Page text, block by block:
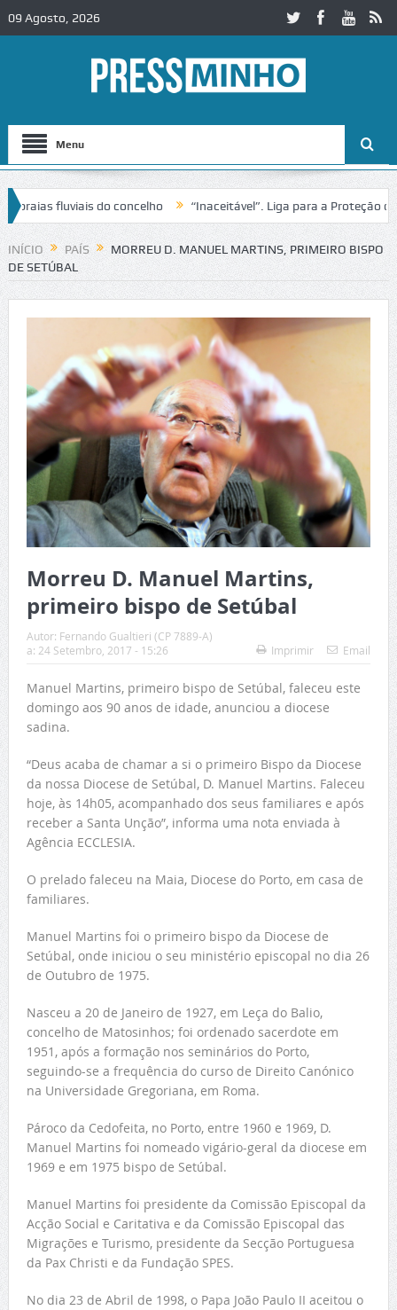
09 Agosto, 2026
Menu
fluviais do concelho “Inaceitável”. Liga para a Proteção da
INÍCIO PAÍS
MORREU D. MANUEL MARTINS, PRIMEIRO BISPO
DE SETÚBAL
Morreu D. Manuel Martins,
primeiro bispo de Setúbal
Autor: Fernando Gualtieri (CP 7889-A)
a: 24 Setembro, 2017 - 15:26 Imprimir Email
Manuel Martins, primeiro bispo de Setúbal, faleceu este
domingo aos 90 anos de idade, anunciou a diocese
sadina.
“Deus acaba de chamar a si o primeiro Bispo da Diocese
da nossa Diocese de Setúbal, D. Manuel Martins. Faleceu
hoje, às 14h05, acompanhado dos seus familiares e após
receber a Santa Unção”, informa uma nota enviada à
Agência ECCLESIA.
O prelado faleceu na Maia, Diocese do Porto, em casa de
familiares.
Manuel Martins foi o primeiro bispo da Diocese de
Setúbal, onde iniciou o seu ministério episcopal no dia 26
de Outubro de 1975.
Nasceu a 20 de Janeiro de 1927, em Leça do Balio,
concelho de Matosinhos; foi ordenado sacerdote em
1951, após a formação nos seminários do Porto,
seguindo-se a frequência do curso de Direito Canónico
na Universidade Gregoriana, em Roma.
Pároco da Cedofeita, no Porto, entre 1960 e 1969, D.
Manuel Martins foi nomeado vigário-geral da diocese em
1969 e em 1975 bispo de Setúbal.
Manuel Martins foi presidente da Comissão Episcopal da
Acção Social e Caritativa e da Comissão Episcopal das
Migrações e Turismo, presidente da Secção Portuguesa
da Pax Christi e da Fundação SPES.
No dia 23 de Abril de 1998, o Papa João Paulo II aceitou o